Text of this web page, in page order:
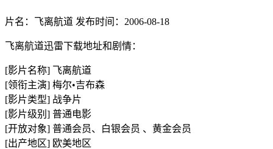
片名：飞离航道 发布时间：2006-08-18
飞离航道迅雷下载地址和剧情：
[影片名称] 飞离航道
[领衔主演] 梅尔•吉布森
[影片类型] 战争片
[影片级别] 普通电影
[开放对象] 普通会员、白银会员 、黄金会员
[出产地区] 欧美地区